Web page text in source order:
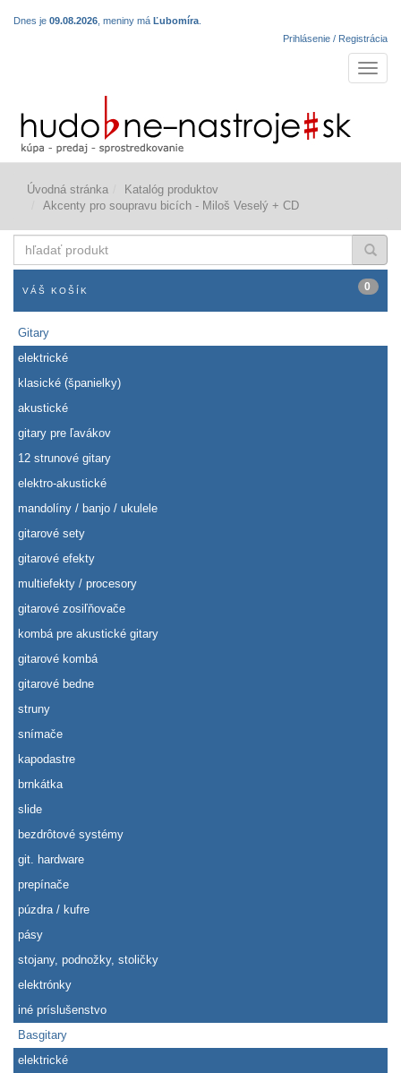
Dnes je 09.08.2026 , meniny má Ľubomíra
Prihlásenie / Registrácia
Úvodná stránka
Katalóg produktov
Akcenty pro soupravu bicích - Miloš Veselý + CD
produkt
VÁŠ KOŠÍK 0
Gitary
elektrické
klasické (španielky)
akustické
gitary pre ľavákov
12 strunové gitary
elektro-akustické
mandolíny / banjo / ukulele
gitarové sety
gitarové efekty
multiefekty / procesory
gitarové zosiľňovače
kombá pre akustické gitary
gitarové kombá
gitarové bedne
struny
snímače
kapodastre
brnkátka
slide
bezdrôtové systémy
git. hardware
prepínače
púzdra / kufre
pásy
stojany, podnožky, stoličky
elektrónky
iné príslušenstvo
Basgitary
elektrické